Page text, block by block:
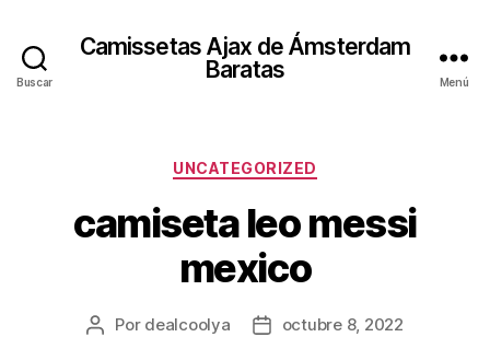
Buscar
Camissetas Ajax de Ámsterdam
Baratas
Menú
Categorías
UNCATEGORIZED
camiseta leo messi
mexico
Autor
Por dealcoolya
Fechaoctubre 8, 2022